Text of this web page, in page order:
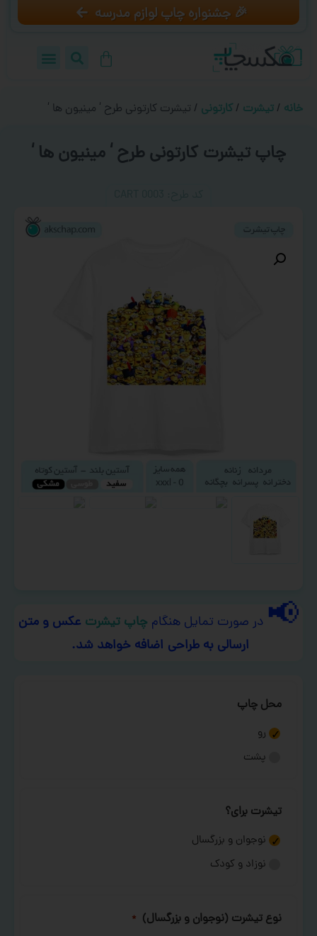
🎉 جشنواره چاپ لوازم مدرسه
خانه / تیشرت / کارتونی / تیشرت کارتونی طرح ‘ مینیون ها ‘
چاپ تیشرت کارتونی طرح ‘ مینیون ها ‘
📢 در صورت تمایل هنگام چاپ تیشرت عکس و متن
ارسالی به طراحی اضافه خواهد شد.
محل چاپ
رو
پشت
تیشرت برای؟
نوجوان و بزرگسال
نوزاد و کودک
نوع تیشرت (نوجوان و بزرگسال) *